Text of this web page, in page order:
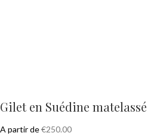
Gilet en Suédine matelassé
A partir de€250.00